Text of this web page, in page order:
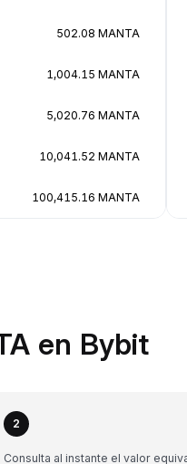
502.08 MANTA
1,004.15 MANTA
5,020.76 MANTA
10,041.52 MANTA
100,415.16 MANTA
en Bybit
2
Consulta al instante el valor